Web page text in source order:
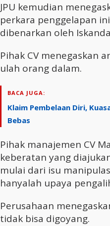
JPU kemudian
perkara penggelapan
dibenarkan oleh
Pihak CV menegaskan
ulah orang dalam.
BACA JUGA:
Klaim Pembelaan Diri,
Bebas
Pihak manajemen CV
keberatan yang
mulai dari isu
hanyalah upaya
Perusahaan
tidak bisa digoyang.